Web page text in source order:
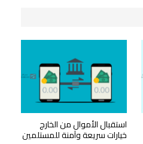
استقبال الأموال من الخارج
خيارات سريعة وآمنة للمستلمين